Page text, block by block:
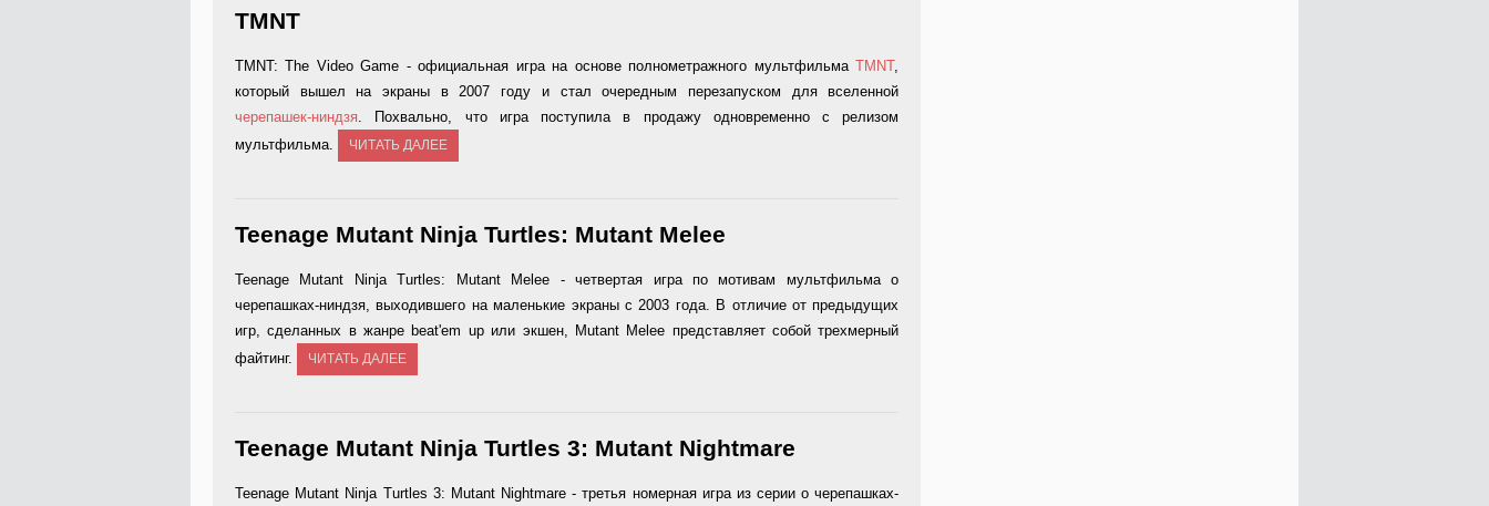
TMNT
TMNT: The Video Game - официальная игра на основе полнометражного мультфильмаTMNT,
который вышел на экраны в 2007 году и стал очередным перезапуском для вселенной
черепашек-ниндзя. Похвально, что игра поступила в продажу одновременно с релизом
мультфильма.
ЧИТАТЬ ДАЛЕЕ
Teenage Mutant Ninja Turtles: Mutant Melee
Teenage Mutant Ninja Turtles: Mutant Melee - четвертая игра по мотивам мультфильма о
черепашках-ниндзя, выходившего на маленькие экраны с 2003 года. В отличие от предыдущих
игр, сделанных в жанре beat'em up или экшен, Mutant Melee представляет собой трехмерный
файтинг.
ЧИТАТЬ ДАЛЕЕ
Teenage Mutant Ninja Turtles 3: Mutant Nightmare
Teenage Mutant Ninja Turtles 3: Mutant Nightmare - третья номерная игра из серии о черепашках-